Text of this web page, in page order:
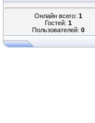
Онлайн всего: 1
Гостей: 1
Пользователей: 0